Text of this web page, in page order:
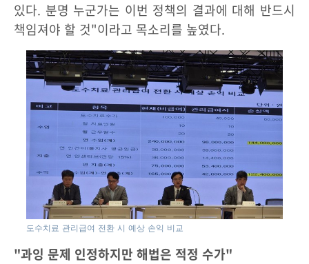
있다. 분명 누군가는 이번 정책의 결과에 대해 반드시
책임져야 할 것"이라고 목소리를 높였다.
도수치료 관리급여 전환 시 예상 손익 비교
"과잉 문제 인정하지만 해법은 적정 수가"